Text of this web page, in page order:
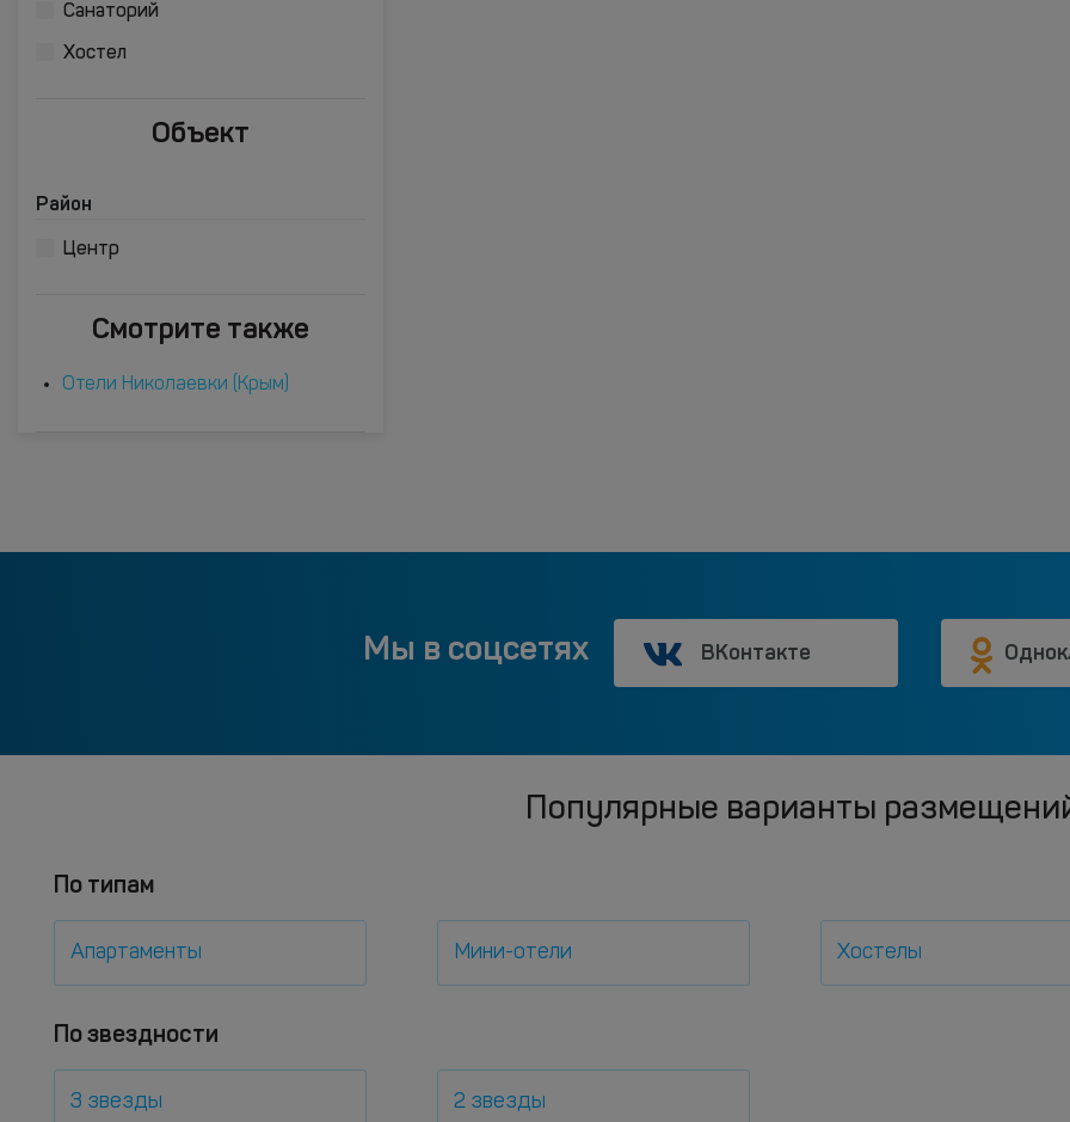
Санаторий
Хостел
Объект
Район
Центр
Смотрите также
Отели Николаевки (Крым)
Мы в соцсетях ВКонтакте
Популярные варианты
По типам
Апартаменты Мини-отели Хостелы
По звездности
3 звезды 2 звезды